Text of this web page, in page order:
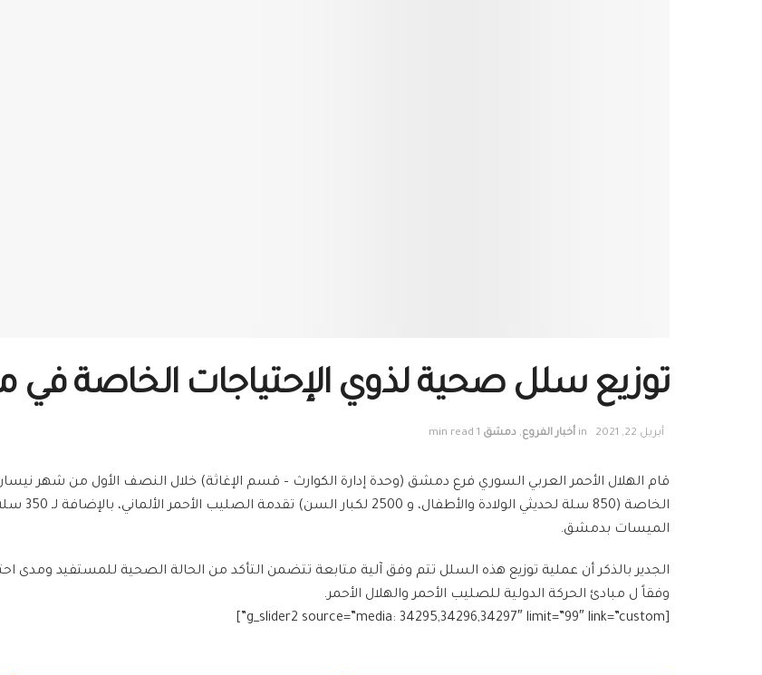
توزيع سلل صحية لذوي الإحتياجات الخاصة في
أبريل 22, 2021 in أخبار الفروع, دمشق 1 min read
الخاصة
الميسات بدمشق.
الجدير بالذكر أن عملية توزيع هذه السلل تتم وفق آلية متابعة تتضمن التأكد من الحالة الصحية للمستفيد ومدى
وفقاً ل مبادئ الحركة الدولية للصليب الأحمر والهلال الأحمر.
[g_slider2 source=”media: 34295,34296,34297″ limit=”99″ link=”custom”]